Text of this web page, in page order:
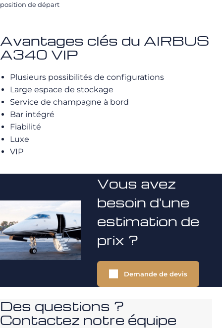
position de départ
Avantages clés du AIRBUS
A340 VIP
Plusieurs possibilités de configurations
Large espace de stockage
Service de champagne à bord
Bar intégré
Fiabilité
Luxe
VIP
Vous avez
besoin d'une
estimation de
prix ?
Demande de devis
Des questions ?
Contactez notre équipe